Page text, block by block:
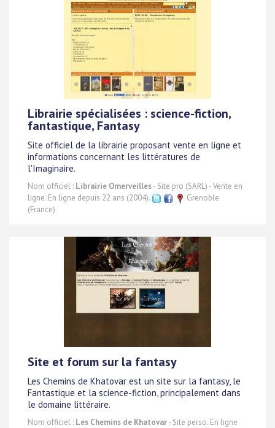
Librairie spécialisées : science-fiction,
fantastique, Fantasy
Site officiel de la librairie proposant vente en ligne et
informations concernant les littératures de
l'Imaginaire.
Nom officiel : Librairie Omerveilles- Site pro (SARL) - Vente en
ligne. En ligne depuis 22 ans (2004).
Grenoble
(France)
Site et forum sur la fantasy
Les Chemins de Khatovar est un site sur la fantasy, le
Fantastique et la science-fiction, principalement dans
le domaine littéraire.
Nom officiel : Les Chemins de Khatovar- Site perso. En ligne